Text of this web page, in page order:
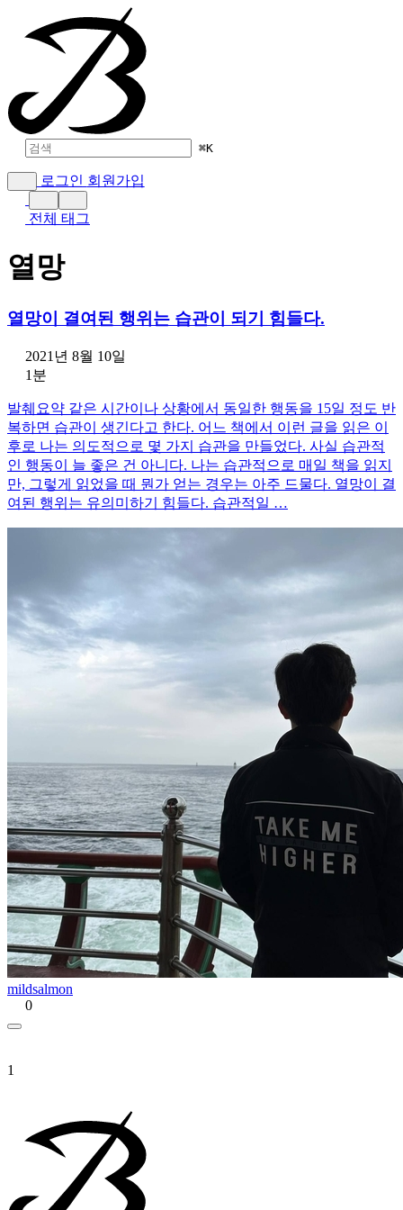
⌘K
로그인 회원가입
전체 태그
열망
열망이 결여된 행위는 습관이 되기 힘들다.
2021년 8월 10일
1분
발췌요약 같은 시간이나 상황에서 동일한 행동을 15일 정도 반
복하면 습관이 생긴다고 한다. 어느 책에서 이런 글을 읽은 이
후로 나는 의도적으로 몇 가지 습관을 만들었다. 사실 습관적
인 행동이 늘 좋은 건 아니다. 나는 습관적으로 매일 책을 읽지
만, 그렇게 읽었을 때 뭔가 얻는 경우는 아주 드물다. 열망이 결
여된 행위는 유의미하기 힘들다. 습관적일 …
mildsalmon
0
1